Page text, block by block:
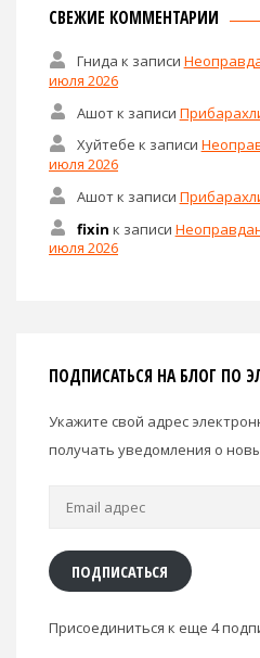
СВЕЖИЕ КОММЕНТАРИИ
Гнида к записи
июля 2026
Ашотк записи
Хуйтебе к записи
июля 2026
Ашотк записи
fixin к записи
июля 2026
ПОДПИСАТЬСЯ НА БЛОГ ПО
Укажите свой адрес
получать уведомления о
Email
ПОДПИСАТЬСЯ
Присоединиться к еще 4